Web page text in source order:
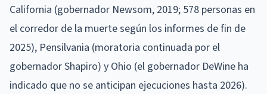
California (gobernador Newsom, 2019; 578 personas en
el corredor de la muerte según los informes de fin de
2025), Pensilvania (moratoria continuada por el
gobernador Shapiro) y Ohio (el gobernador DeWine ha
indicado que no se anticipan ejecuciones hasta 2026).